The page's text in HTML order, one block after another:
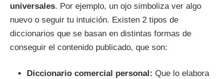
universales. Por ejemplo, un ojo simboliza ver algo
nuevo o seguir tu intuición. Existen 2 tipos de
diccionarios que se basan en distintas formas de
conseguir el contenido publicado, que son:
Diccionario comercial personal: Que lo elabora